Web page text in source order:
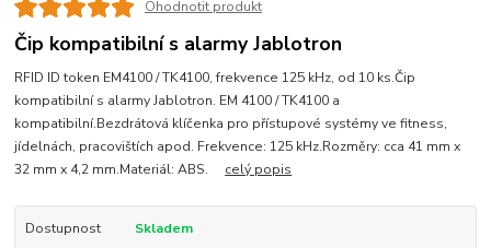
Ohodnotit produkt
Čip kompatibilní s alarmy Jablotron
RFID ID token EM4100 / TK4100, frekvence 125 kHz, od 10 ks.Čip
kompatibilní s alarmy Jablotron. EM 4100 / TK4100 a
kompatibilní.Bezdrátová klíčenka pro přístupové systémy ve fitness,
jídelnách, pracovištích apod. Frekvence: 125 kHz.Rozměry: cca 41 mm x
32 mm x 4,2 mm.Materiál: ABS. celý popis
Dostupnost
Skladem